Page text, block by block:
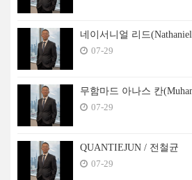
네이서니얼 리드
07-29
무함마드 아나스 칸
07-29
QUANTIEJUN / 전철균
07-29